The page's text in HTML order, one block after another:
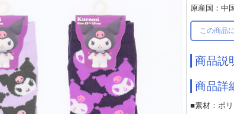
原産国：中
この商品
商品説
商品詳
■素材：ポ